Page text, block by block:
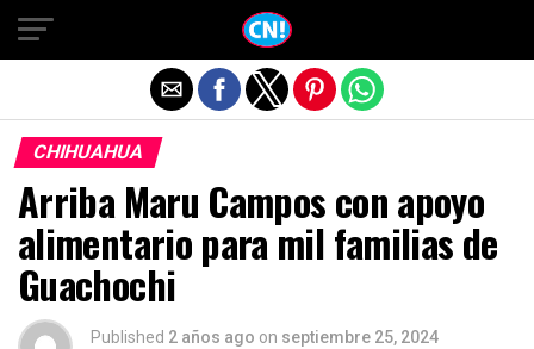
CHIHUAHUA
Arriba Maru Campos con apoyo
alimentario para mil familias de
Guachochi
Published 2 años ago on septiembre 25, 2024
Salir de la versión móvil